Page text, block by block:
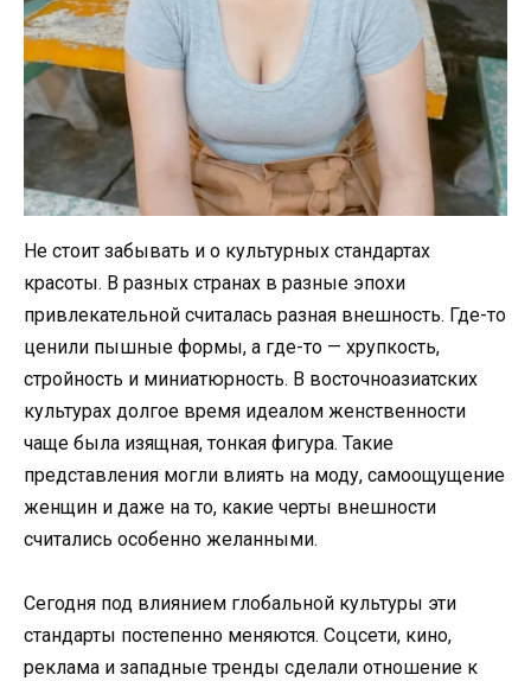
Не стоит забывать и о культурных стандартах
красоты. В разных странах в разные эпохи
привлекательной считалась разная внешность. Где-то
ценили пышные формы, а где-то — хрупкость,
стройность и миниатюрность. В восточноазиатских
культурах долгое время идеалом женственности
чаще была изящная, тонкая фигура. Такие
представления могли влиять на моду, самоощущение
женщин и даже на то, какие черты внешности
считались особенно желанными.
Сегодня под влиянием глобальной культуры эти
стандарты постепенно меняются. Соцсети, кино,
реклама и западные тренды сделали отношение к